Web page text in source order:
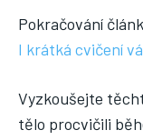
JÓGA
Pokračování
I krátká cvičení
Vyzkoušejte
tělo procvičili